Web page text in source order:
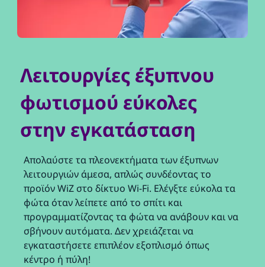
Λειτουργίες έξυπνου
φωτισμού εύκολες
στην εγκατάσταση
Απολαύστε τα πλεονεκτήματα των έξυπνων
λειτουργιών άμεσα, απλώς συνδέοντας το
προϊόν WiZ στο δίκτυο Wi-Fi. Ελέγξτε εύκολα τα
φώτα όταν λείπετε από το σπίτι και
προγραμματίζοντας τα φώτα να ανάβουν και να
σβήνουν αυτόματα. Δεν χρειάζεται να
εγκαταστήσετε επιπλέον εξοπλισμό όπως
κέντρο ή πύλη!